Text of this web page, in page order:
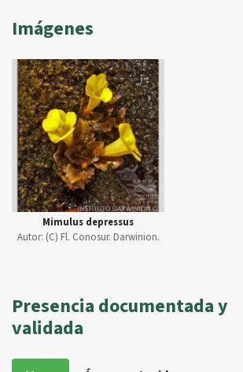
Imágenes
Mimulus depressus
Autor: (C) Fl. Conosur. Darwinion.
Presencia documentada y
validada